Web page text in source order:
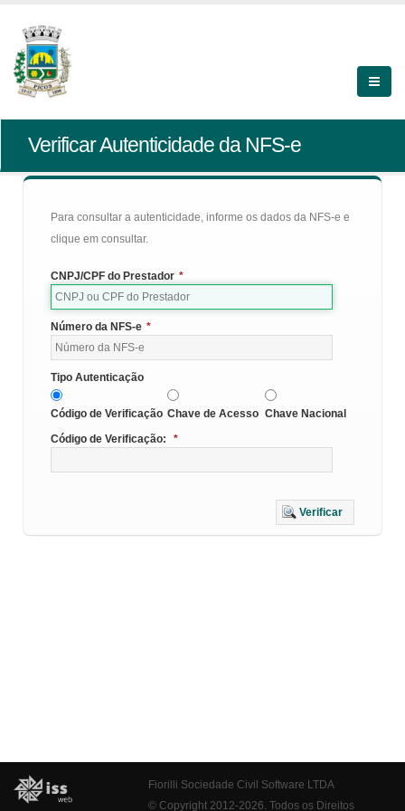
Verificar Autenticidade da NFS-e
Para consultar a autenticidade, informe os dados da NFS-e e
clique em consultar.
CNPJ/CPF do Prestador *
Número da NFS-e *
Tipo Autenticação
Código de Verificação Chave de Acesso Chave Nacional
Código de Verificação:
*
Verificar
Fiorilli Sociedade Civil Software LTDA
© Copyright 2012-2026. Todos os Direitos